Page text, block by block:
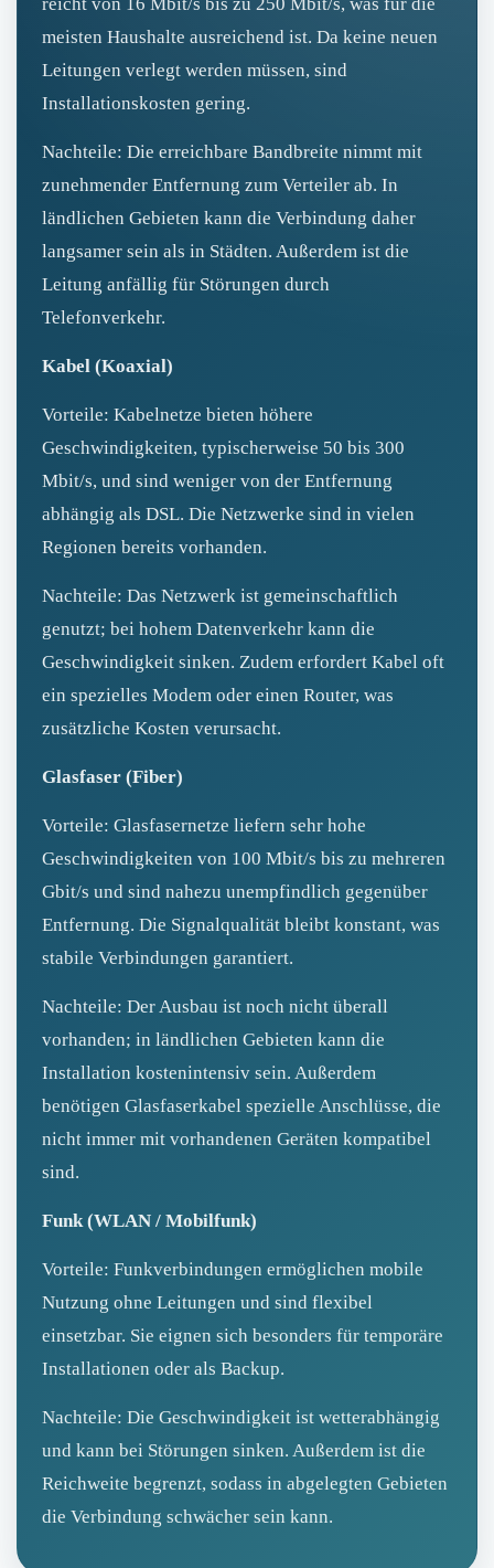
meisten Haushalte ausreichend ist. Da keine neuen
Leitungen verlegt werden müssen, sind
Installationskosten gering.
Nachteile: Die erreichbare Bandbreite nimmt mit
zunehmender Entfernung zum Verteiler ab. In
ländlichen Gebieten kann die Verbindung daher
langsamer sein als in Städten. Außerdem ist die
Leitung anfällig für Störungen durch
Telefonverkehr.
Kabel (Koaxial)
Vorteile: Kabelnetze bieten höhere
Geschwindigkeiten, typischerweise 50 bis 300
Mbit/s, und sind weniger von der Entfernung
abhängig als DSL. Die Netzwerke sind in vielen
Regionen bereits vorhanden.
Nachteile: Das Netzwerk ist gemeinschaftlich
genutzt; bei hohem Datenverkehr kann die
Geschwindigkeit sinken. Zudem erfordert Kabel oft
ein spezielles Modem oder einen Router, was
zusätzliche Kosten verursacht.
Glasfaser (Fiber)
Vorteile: Glasfasernetze liefern sehr hohe
Geschwindigkeiten von 100 Mbit/s bis zu mehreren
Gbit/s und sind nahezu unempfindlich gegenüber
Entfernung. Die Signalqualität bleibt konstant, was
stabile Verbindungen garantiert.
Nachteile: Der Ausbau ist noch nicht überall
vorhanden; in ländlichen Gebieten kann die
Installation kostenintensiv sein. Außerdem
benötigen Glasfaserkabel spezielle Anschlüsse, die
nicht immer mit vorhandenen Geräten kompatibel
sind.
Funk (WLAN / Mobilfunk)
Vorteile: Funkverbindungen ermöglichen mobile
Nutzung ohne Leitungen und sind flexibel
einsetzbar. Sie eignen sich besonders für temporäre
Installationen oder als Backup.
Nachteile: Die Geschwindigkeit ist wetterabhängig
und kann bei Störungen sinken. Außerdem ist die
Reichweite begrenzt, sodass in abgelegten Gebieten
die Verbindung schwächer sein kann.